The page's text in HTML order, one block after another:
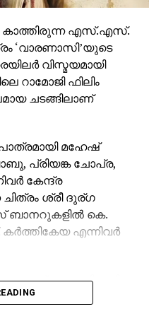
കാത്തിരുന്ന എസ്.എസ്.
‘വാരണാസി’യുടെ
വിസ്മയമായി
റാമോജി ഫിലിം
ചടങ്ങിലാണ്
മഹേഷ്
പ്രിയങ്ക ചോപ്ര,
കേന്ദ്ര
ശ്രീ ദുര്ഗ
കെ.
എന്നിവര്‍
പുറത്തിറങ്ങിയ
മില്യണിലധികം